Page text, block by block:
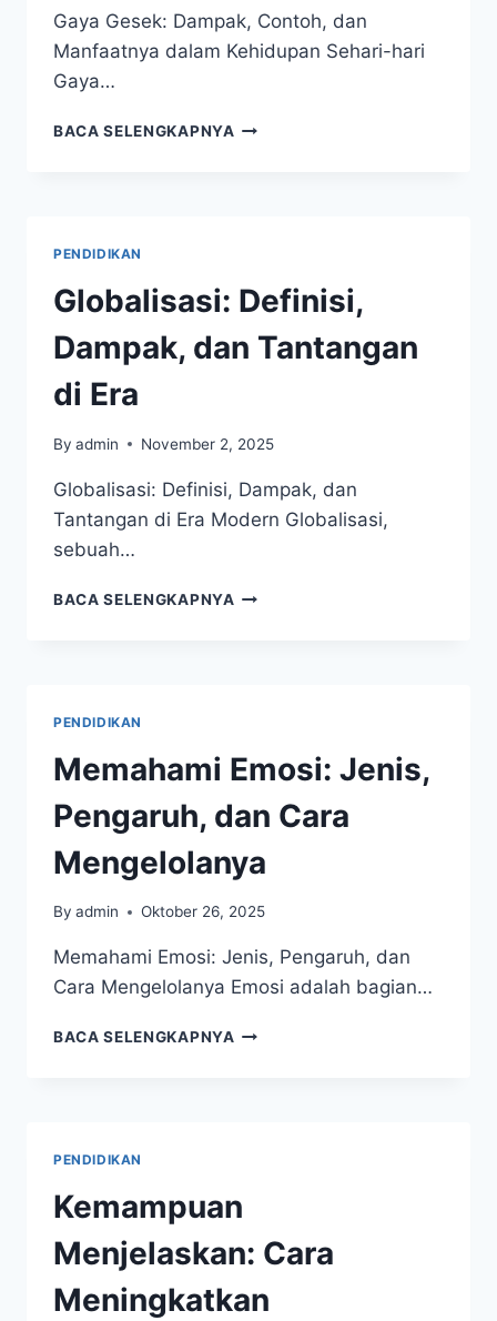
Gaya Gesek: Dampak, Contoh, dan
Manfaatnya dalam Kehidupan Sehari-hari
Gaya…
BACA SELENGKAPNYA GAYA
KEHIDUPAN
SEHARI-
HARI
PENDIDIKAN
Globalisasi: Definisi,
Dampak, dan Tantangan
di Era
By admin November 2, 2025
Globalisasi: Definisi, Dampak, dan
Tantangan di Era Modern Globalisasi,
sebuah…
BACA SELENGKAPNYA GLOBALISASI:
PENDIDIKAN
Memahami Emosi: Jenis,
Pengaruh, dan Cara
Mengelolanya
By admin Oktober 26, 2025
Memahami Emosi: Jenis, Pengaruh, dan
Cara Mengelolanya Emosi adalah bagian…
BACA SELENGKAPNYA MEMAHAMI
PENDIDIKAN
Kemampuan
Menjelaskan: Cara
Meningkatkan